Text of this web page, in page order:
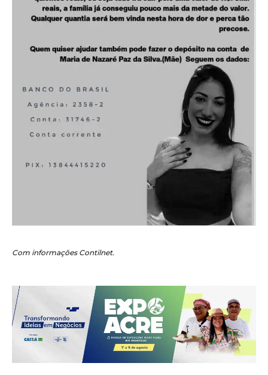
Com informações Contilnet.